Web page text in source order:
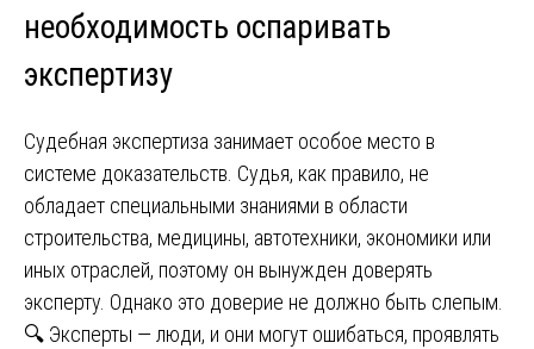
необходимость оспаривать
экспертизу
Судебная экспертиза занимает особое место в
системе доказательств. Судья, как правило, не
обладает специальными знаниями в области
строительства, медицины, автотехники, экономики или
иных отраслей, поэтому он вынужден доверять
эксперту. Однако это доверие не должно быть слепым.
🔍 Эксперты — люди, и они могут ошибаться, проявлять